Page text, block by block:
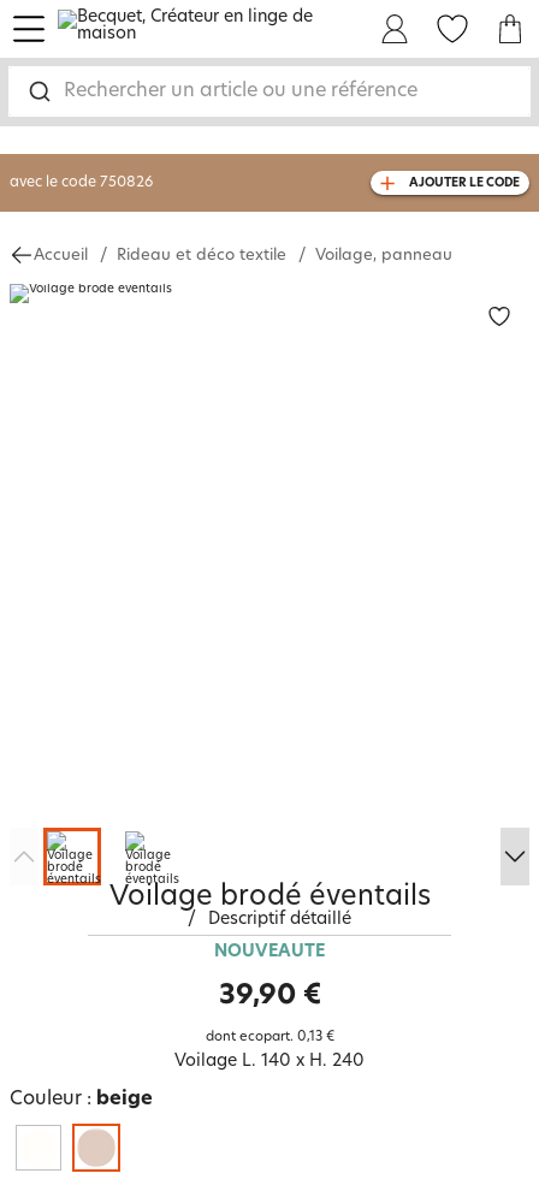
Rechercher un article ou une référence
menu
-30% sur votre commandedès 2 articles
livraison GRATUITEdès 110€ d'achat
avec le code 750826 AJOUTER LE CODE
Accueil Rideau et déco textile Voilage, panneau
Voilage brodé éventails
/
Descriptif détaillé
NOUVEAUTÉ
39,90 €
dont ecopart. 0,13 €
Voilage L. 140 x H. 240
Couleur : beige